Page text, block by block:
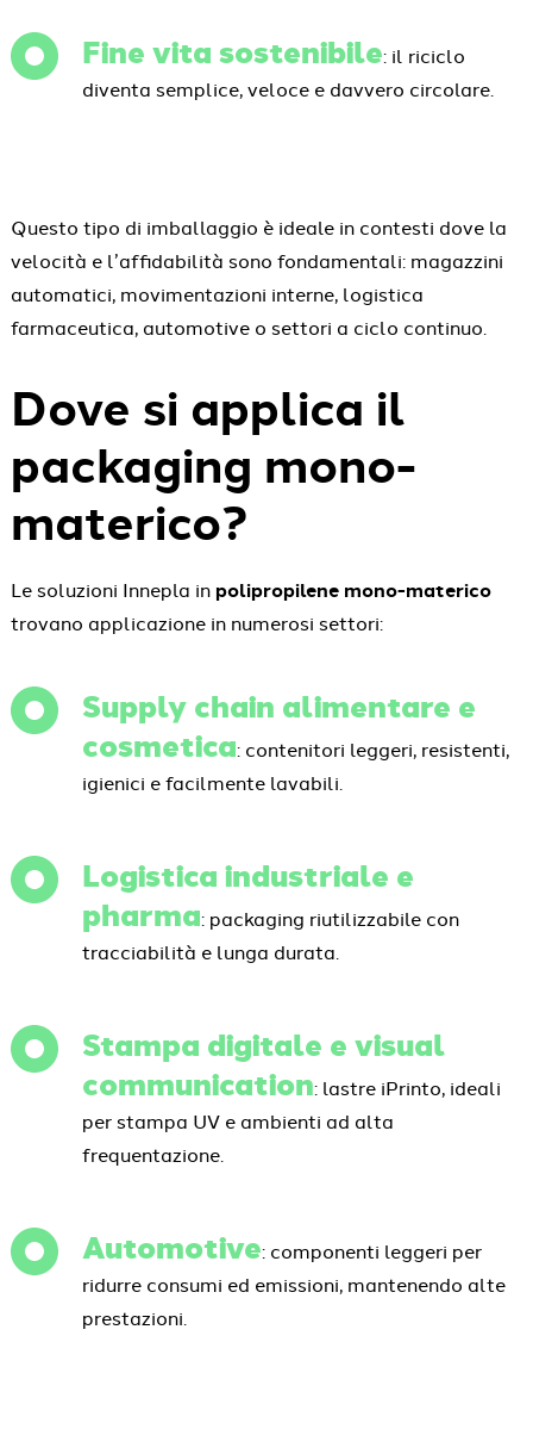
Fine vita sostenibile: il riciclo
diventa semplice, veloce e davvero circolare.
Questo tipo di imballaggio è ideale in contesti dove la
velocità e l’affidabilità sono fondamentali: magazzini
automatici, movimentazioni interne, logistica
farmaceutica, automotive o settori a ciclo continuo.
Dove si applica il
packaging mono-
materico?
Le soluzioni Innepla in polipropilene mono-materico
trovano applicazione in numerosi settori:
Supply chain alimentare e
cosmetica: contenitori leggeri, resistenti,
igienici e facilmente lavabili.
Logistica industriale e
pharma: packaging riutilizzabile con
tracciabilità e lunga durata.
Stampa digitale e visual
communication: lastre iPrinto, ideali
per stampa UV e ambienti ad alta
frequentazione.
Automotive: componenti leggeri per
ridurre consumi ed emissioni, mantenendo alte
prestazioni.